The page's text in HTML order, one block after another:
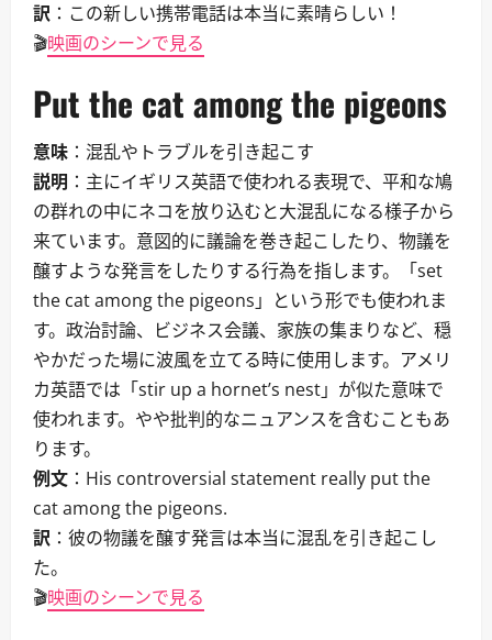
訳 ：この新しい携帯電話は本当に素晴らしい！
🎬映画のシーンで見る
Put the cat among the pigeons
意味 ：混乱やトラブルを引き起こす
説明 ：主にイギリス英語で使われる表現で、平和な鳩
の群れの中にネコを放り込むと大混乱になる様子から
来ています。意図的に議論を巻き起こしたり、物議を
醸すような発言をしたりする行為を指します。「set
the cat among the pigeons」という形でも使われま
す。政治討論、ビジネス会議、家族の集まりなど、穏
やかだった場に波風を立てる時に使用します。アメリ
カ英語では「stir up a hornet’s nest」が似た意味で
使われます。やや批判的なニュアンスを含むこともあ
ります。
例文 ：His controversial statement really put the
cat among the pigeons.
訳 ：彼の物議を醸す発言は本当に混乱を引き起こし
た。
🎬映画のシーンで見る